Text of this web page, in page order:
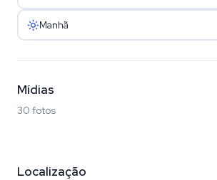
Manhã
Mídias
30 fotos
Localização